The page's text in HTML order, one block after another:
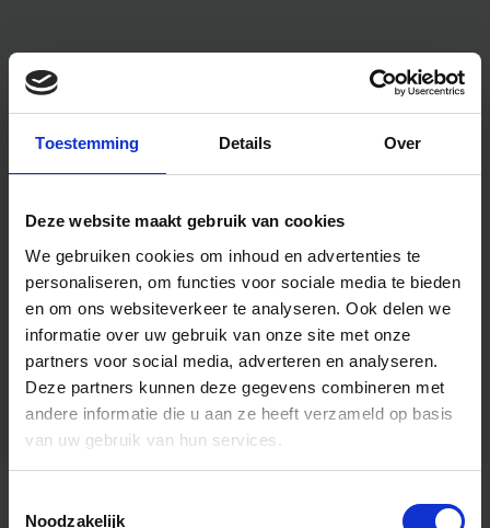
Toestemming Details Over
Deze website maakt gebruik van cookies
We gebruiken cookies om inhoud en advertenties te
personaliseren, om functies voor sociale media te bieden
en om ons websiteverkeer te analyseren. Ook delen we
informatie over uw gebruik van onze site met onze
partners voor social media, adverteren en analyseren.
Deze partners kunnen deze gegevens combineren met
andere informatie die u aan ze heeft verzameld op basis
van uw gebruik van hun services.
Noodzakelijk